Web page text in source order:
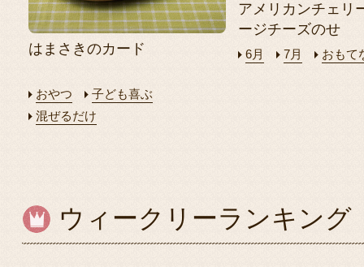
はまさきのカード
おやつ
子ども喜ぶ
混ぜるだけ
アメリカンチェリ
ージチーズのせ
6月 7月 おもて
ウィークリーランキング